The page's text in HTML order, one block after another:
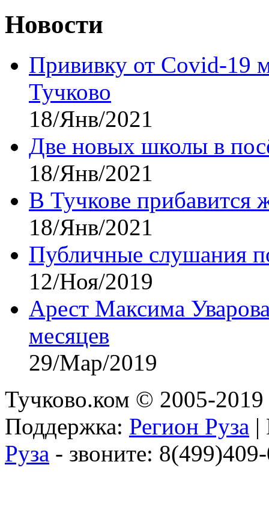
Новости
Прививку от Covid-19
Тучково
18/Янв/2021
Две новых школы в
18/Янв/2021
В Тучкове прибавится
18/Янв/2021
Публичные слушания
12/Ноя/2019
Арест Максима
месяцев
29/Мар/2019
Тучково.ком © 2005-2019
Поддержка: Регион Руза |
Руза - звоните: